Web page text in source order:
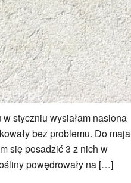
styczniu wysiałam nasiona
bez problemu. Do maja
się posadzić 3 z nich w
powędrowały na […]